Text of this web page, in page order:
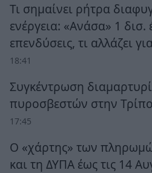
Τι σημαίνει ρήτρα
ενέργεια: «Ανάσα» 1 δισ.
επενδύσεις, τι αλλάζει
18:41
Συγκέντρωση
πυροσβεστών στην
17:45
Ο «χάρτης» των
και τη ΔΥΠΑ έως τις 14